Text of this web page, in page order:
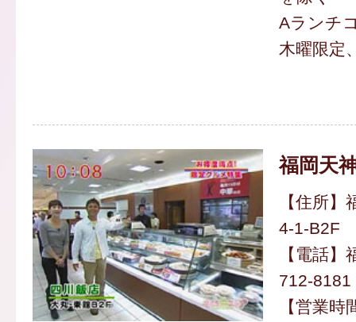
Aランチ
木曜限定
福岡天
【住所
4-1-B2F
【電話
712-8181
【営業